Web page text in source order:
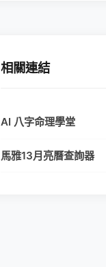
相關連結
AI 八字命理學堂
馬雅13月亮曆查詢器